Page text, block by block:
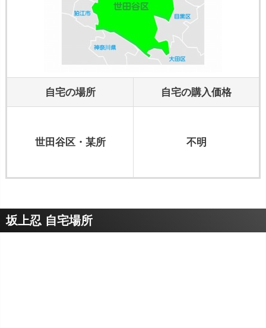
自宅の場所 自宅の購入価格
世田谷区・某所 不明
坂上忍 自宅場所